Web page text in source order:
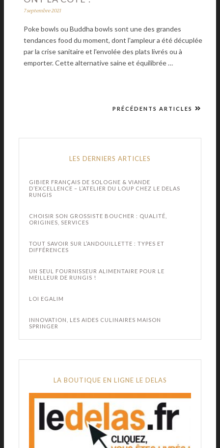
7 septembre 2021
Poke bowls ou Buddha bowls sont une des grandes
tendances food du moment, dont l'ampleur a été décuplée
par la crise sanitaire et l'envolée des plats livrés ou à
emporter. Cette alternative saine et équilibrée …
PRÉCÉDENTS ARTICLES
LES DERNIERS ARTICLES
GIBIER FRANÇAIS DE SOLOGNE & VIANDE
D’EXCELLENCE – L’ATELIER DU LOUP CHEZ LE DELAS
RUNGIS
CHOISIR SON GROSSISTE BOUCHER : QUALITÉ,
ORIGINES, SERVICES
TOUT SAVOIR SUR L’ANDOUILLETTE : TYPES ET
DIFFÉRENCES
UN SEUL FOURNISSEUR ALIMENTAIRE POUR LE
MEILLEUR DE RUNGIS !
LOI EGALIM
INNOVATION, LES AIDES CULINAIRES MAISON
SPRINGER
LA BOUTIQUE EN LIGNE LE DELAS